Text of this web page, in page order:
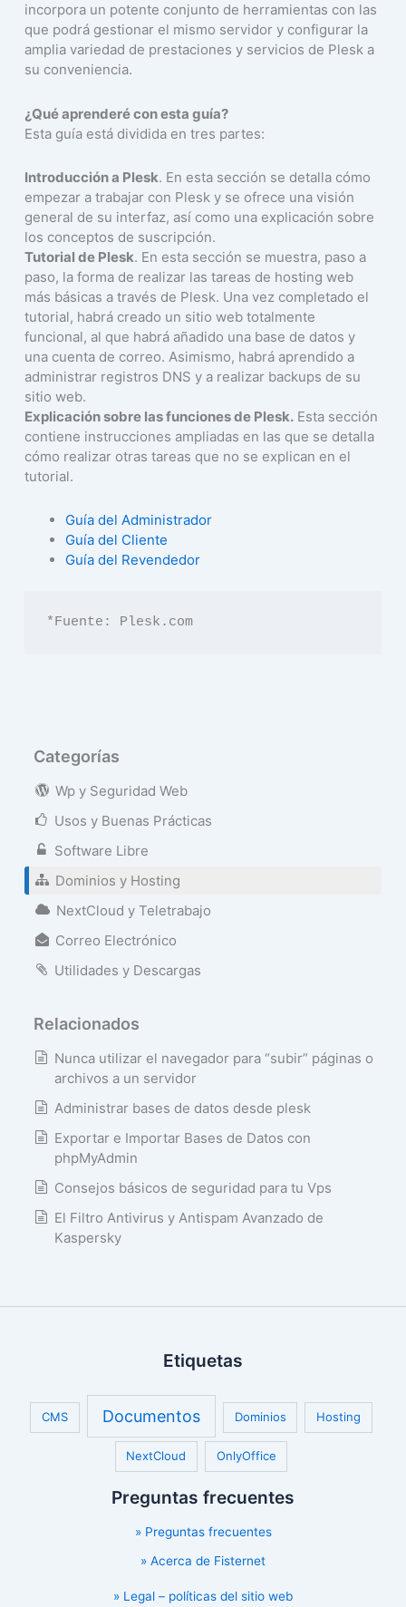
incorpora un potente conjunto de herramientas con las
que podrá gestionar el mismo servidor y configurar la
amplia variedad de prestaciones y servicios de Plesk a
su conveniencia.
¿Qué aprenderé con esta guía?
Esta guía está dividida en tres partes:
Introducción a Plesk. En esta sección se detalla cómo
empezar a trabajar con Plesk y se ofrece una visión
general de su interfaz, así como una explicación sobre
los conceptos de suscripción.
Tutorial de Plesk. En esta sección se muestra, paso a
paso, la forma de realizar las tareas de hosting web
más básicas a través de Plesk. Una vez completado el
tutorial, habrá creado un sitio web totalmente
funcional, al que habrá añadido una base de datos y
una cuenta de correo. Asimismo, habrá aprendido a
administrar registros DNS y a realizar backups de su
sitio web.
Explicación sobre las funciones de Plesk. Esta sección
contiene instrucciones ampliadas en las que se detalla
cómo realizar otras tareas que no se explican en el
tutorial.
Guía del Administrador
Guía del Cliente
Guía del Revendedor
*Fuente: Plesk.com
Categorías
Wp y Seguridad Web
Usos y Buenas Prácticas
Software Libre
Dominios y Hosting
NextCloud y Teletrabajo
Correo Electrónico
Utilidades y Descargas
Relacionados
Nunca utilizar el navegador para “subir” páginas o
archivos a un servidor
Administrar bases de datos desde plesk
Exportar e Importar Bases de Datos con
phpMyAdmin
Consejos básicos de seguridad para tu Vps
El Filtro Antivirus y Antispam Avanzado de
Kaspersky
Etiquetas
CMS Documentos Dominios Hosting
NextCloud OnlyOffice
Preguntas frecuentes
» Preguntas frecuentes
» Acerca de Fisternet
» Legal – políticas del sitio web